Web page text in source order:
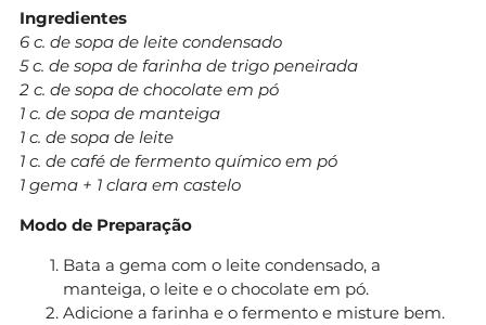
Ingredientes
6 c. de sopa de leite condensado
5 c. de sopa de farinha de trigo peneirada
2 c. de sopa de chocolate em pó
1 c. de sopa de manteiga
1 c. de sopa de leite
1 c. de café de fermento químico em pó
1 gema + 1 clara em castelo
Modo de Preparação
Bata a gema com o leite condensado, a
manteiga, o leite e o chocolate em pó.
Adicione a farinha e o fermento e misture bem.